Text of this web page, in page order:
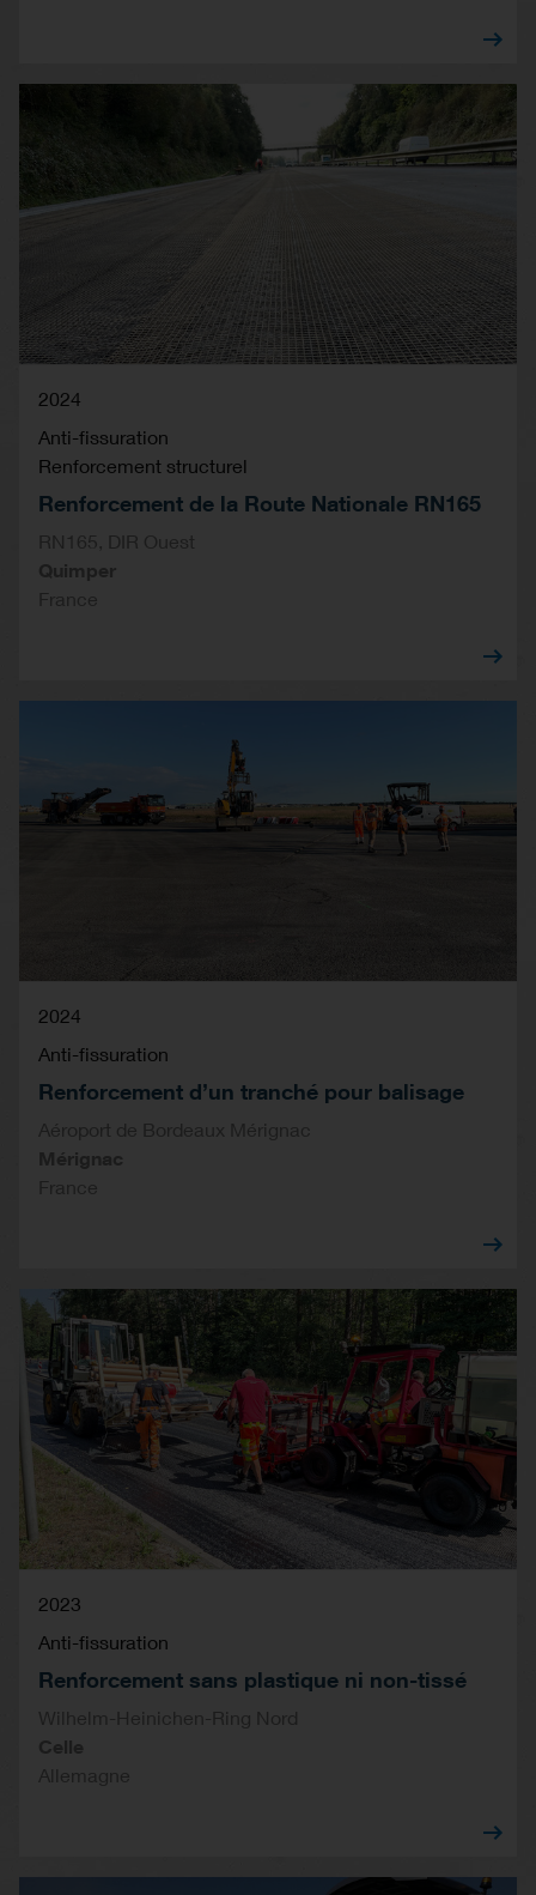
2024
Anti-fissuration
Renforcement structurel
Renforcement de la Route Nationale RN165
RN165, DIR Ouest
Quimper
France
2024
Anti-fissuration
Renforcement d’un tranché pour balisage
Aéroport de Bordeaux Mérignac
Mérignac
France
2023
Anti-fissuration
Renforcement sans plastique ni non-tissé
Wilhelm-Heinichen-Ring Nord
Celle
Allemagne